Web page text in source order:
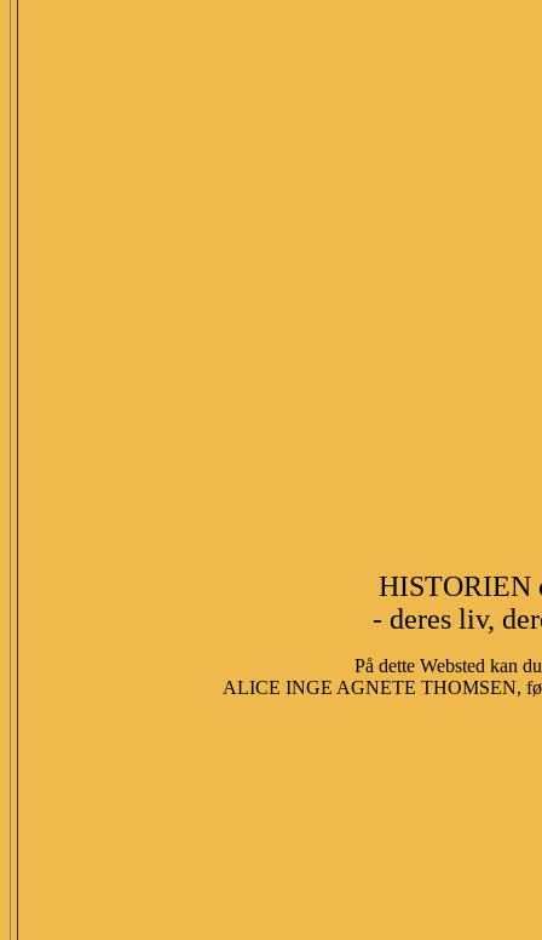
HISTORIEN
- deres liv,
På dette Websted kan
ALICE INGE AGNETE THOMSEN,